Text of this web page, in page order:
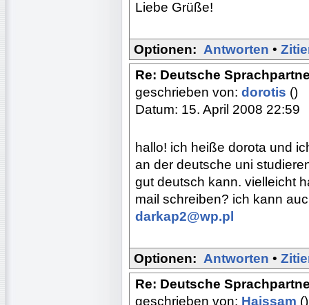
Liebe Grüße!
Optionen: Antworten •
Re: Deutsche
geschrieben von: dorotis ()
Datum: 15. April 2008 22:59
hallo! ich heiße dorota und
an der deutsche uni
gut deutsch kann. vielleicht
mail schreiben? ich kann
darkap2@wp.pl
Optionen: Antworten •
Re: Deutsche
geschrieben von: Haissam ()